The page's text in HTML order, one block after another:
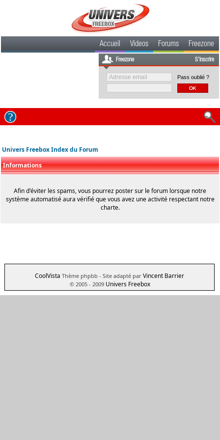
Accueil Videos Forums Freezone
Freezone S'inscrire
Pass oublié ?
Univers Freebox Index du Forum
Informations
Afin d'éviter les spams, vous pourrez poster sur le forum lorsque notre
système automatisé aura vérifié que vous avez une activité respectant notre
charte.
CoolVista Thème phpbb - Site adapté par Vincent Barrier
© 2005 - 2009 Univers Freebox